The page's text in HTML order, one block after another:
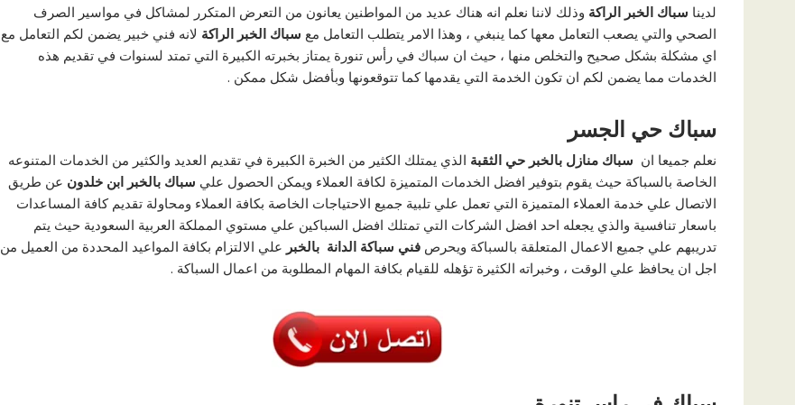
لدينا سباك الخبر الراكة وذلك لاننا نعلم انه هناك عديد من المواطنين يعانون من التعرض المتكرر لمشاكل في مواسير الصرف
الصحي والتي يصعب التعامل معها كما ينبغي ، وهذا الامر يتطلب التعامل مع سباك الخبر الراكة لانه فني خبير يضمن لكم التعامل مع
اي مشكلة بشكل صحيح والتخلص منها ، حيث ان سباك في رأس تنورة يمتاز بخبرته الكبيرة التي تمتد لسنوات في تقديم هذه
الخدمات مما يضمن لكم ان تكون الخدمة التي يقدمها كما تتوقعونها وبأفضل شكل ممكن .
سباك حي الجسر
نعلم جميعا ان سباك منازل بالخبر حي الثقبة الذي يمتلك الكثير من الخبرة الكبيرة في تقديم العديد والكثير من الخدمات المتنوعه
الخاصة بالسباكة حيث يقوم بتوفير افضل الخدمات المتميزة لكافة العملاء ويمكن الحصول علي سباك بالخبر ابن خلدون عن طريق
الاتصال علي خدمة العملاء المتميزة التي تعمل علي تلبية جميع الاحتياجات الخاصة بكافة العملاء ومحاولة تقديم كافة المساعدات
باسعار تنافسية والذي يجعله احد افضل الشركات التي تمتلك افضل السباكين علي مستوي المملكة العربية السعودية حيث يتم
تدريبهم علي جميع الاعمال المتعلقة بالسباكة ويحرص فني سباكة الدانة بالخبر علي الالتزام بكافة المواعيد المحددة من العميل من
اجل ان يحافظ علي الوقت ، وخبراته الكثيرة تؤهله للقيام بكافة المهام المطلوبة من اعمال السباكة .